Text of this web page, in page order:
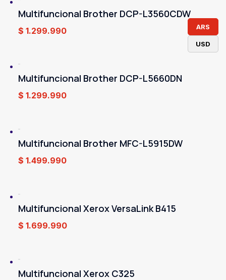
Multifuncional Brother DCP-L3560CDW
$ 1.299.990
Multifuncional Brother DCP-L5660DN
$ 1.299.990
Multifuncional Brother MFC-L5915DW
$ 1.499.990
Multifuncional Xerox VersaLink B415
$ 1.699.990
Multifuncional Xerox C325
ARS
USD